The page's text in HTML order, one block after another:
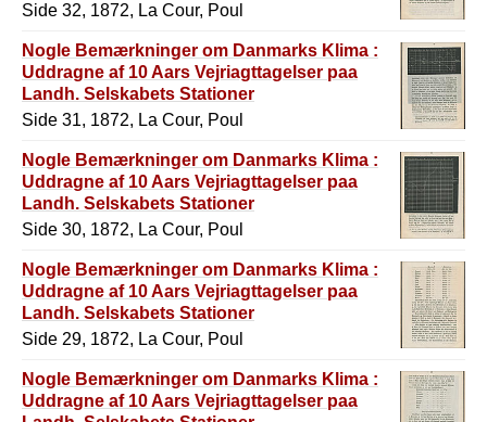
Side 32, 1872, La Cour, Poul
Nogle Bemærkninger om Danmarks Klima :
Uddragne af 10 Aars Vejriagttagelser paa
Landh. Selskabets Stationer
Side 31, 1872, La Cour, Poul
Nogle Bemærkninger om Danmarks Klima :
Uddragne af 10 Aars Vejriagttagelser paa
Landh. Selskabets Stationer
Side 30, 1872, La Cour, Poul
Nogle Bemærkninger om Danmarks Klima :
Uddragne af 10 Aars Vejriagttagelser paa
Landh. Selskabets Stationer
Side 29, 1872, La Cour, Poul
Nogle Bemærkninger om Danmarks Klima :
Uddragne af 10 Aars Vejriagttagelser paa